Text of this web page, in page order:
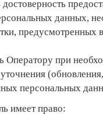
достоверность
данных,
предусмотренных
Оператору при
персональных
имеет право: